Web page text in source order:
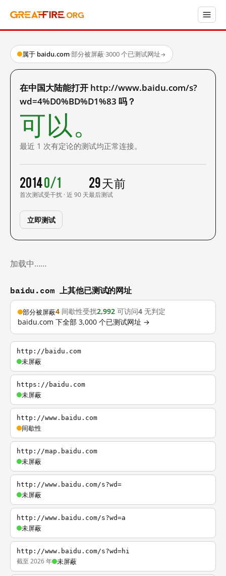
属于 baidu.com·部分被屏蔽·3000 个已测试网址→
在中国大陆能打开 http://www.baidu.com/s?
wd=4%D0%BD%D1%83 吗？
可以。
最近 1 次有定论的测试均正常连接。
2014
首次测试
0/1
受干扰 · 近 90 天
29 天前
最后测试
立即测试
加载中……
baidu.com 上其他已测试的网址
部分被屏蔽4 间歇性受扰2,992 可访问4 无判定
baidu.com 下全部 3,000 个已测试网址 →
http://baidu.com
未屏蔽
https://baidu.com
未屏蔽
http://www.baidu.com
间歇性
http://map.baidu.com
未屏蔽
http://www.baidu.com/s?wd=
未屏蔽
http://www.baidu.com/s?wd=a
未屏蔽
http://www.baidu.com/s?wd=hi
截至 2026 年 未屏蔽